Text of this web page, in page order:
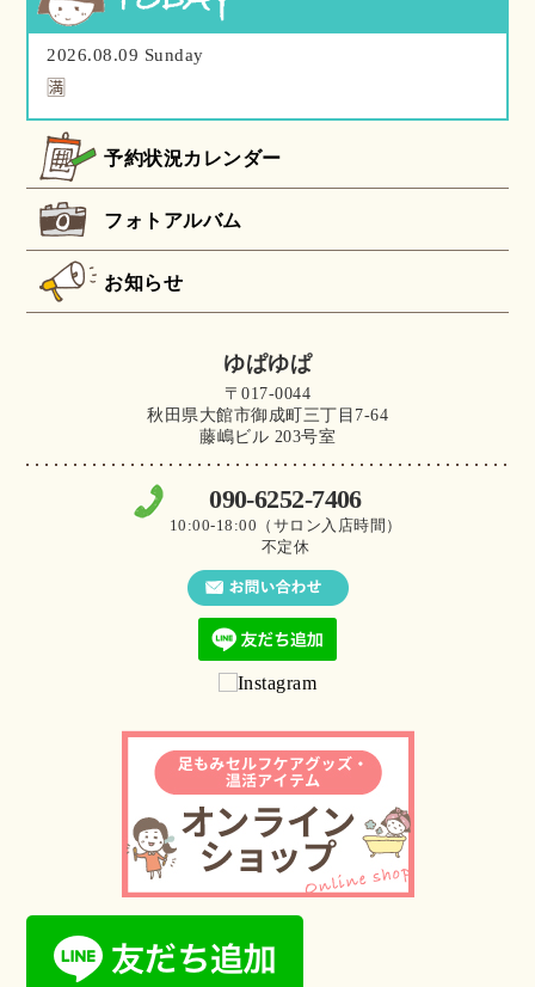
2026.08.09 Sunday
🈵
予約状況カレンダー
フォトアルバム
お知らせ
ゆぱゆぱ
〒017-0044
秋田県大館市御成町三丁目7-64
藤嶋ビル 203号室
090-6252-7406
10:00-18:00（サロン入店時間）
不定休